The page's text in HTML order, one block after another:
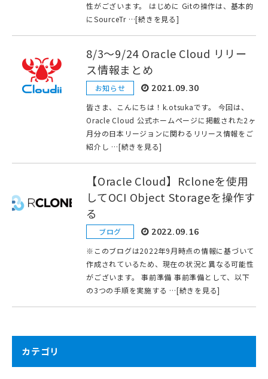
性がございます。 はじめに Gitの操作は、基本的
にSourceTr …[続きを見る]
8/3〜9/24 Oracle Cloud リリー
ス情報まとめ
お知らせ 2021.09.30
皆さま、こんにちは！k.otsukaです。 今回は、
Oracle Cloud 公式ホームページに掲載された2ヶ
月分の日本リージョンに関わるリリース情報をご
紹介し …[続きを見る]
【Oracle Cloud】Rcloneを使用
してOCI Object Storageを操作す
る
ブログ 2022.09.16
※このブログは2022年9月時点の情報に基づいて
作成されているため、現在の状況と異なる可能性
がございます。 事前準備 事前準備として、以下
の3つの手順を実施する …[続きを見る]
カテゴリ